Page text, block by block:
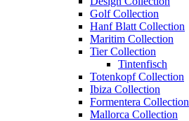
Golf Collection
Hanf Blatt Collection
Maritim Collection
Tier Collection
Tintenfisch
Totenkopf Collection
Ibiza Collection
Formentera Collection
Mallorca Collection